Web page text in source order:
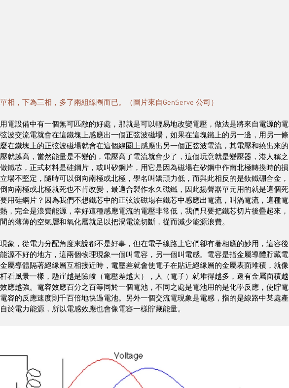
相，下為三相，多了兩組線圈而已。（圖片來自GenServe 公司）
電設備中有一個無可匹敵的好處，那就是可以輕易地改變電壓，做法是將來自電源的電
波交流電就會在這鐵塊上感應出一個正弦波磁場，如果在這塊鐵上的另一邊，用另一條
在鐵塊上的正弦波磁場就會在這個線圈上感應出另一個正弦波電流，其電壓和繞出來的
就越高，當然能量是不變的，電壓高了電流就會少了，這個玩意就是變壓器，港人稱之
鐵芯，正式材料是硅鋼片，或叫矽鋼片，用它是因為磁場在矽鋼中作南北極轉換時的損
場不堅定，隨時可以倒向南極或北極，學名叫矯頑力低，而與此相反的是釹鐵硼合金，
向南極或北極就死也不肯改變，最適合製作永久磁鐵，因此揚聲器單元用的就是這個死
用硅鋼片？因為我們不想鐵芯中的正弦波磁場在鐵芯中感應出電流，叫渦電流，這種電
，完全是浪費能源，幸好這種感應電流的電壓非常低，我們只要把鐵芯切片後疊起來，
的薄薄的空氣層和氧化層就足以把渦電流切斷，從而減少能源浪費。
象，從電力分配角度來說都不是好事，但在電子線路上它們卻有著相應的妙用，這容後
源不好的地方，這兩個物理現象一個叫電容，另一個叫電感。電容是指金屬導體貯藏電
屬導體隔著絕緣層互相接近時，電壓差就會使電子在貼近絕緣層的金屬表面堆積，就像
看風景一樣，懸崖越是險峻（電壓差越大），人（電子）就堆得越多，還有金屬面積越
應越強。電容效應百分之百等同於一個電池，不同之處是電池用的是化學反應，使貯電
容的反應速度則千百倍地快過電池。另外一個交流電現象是電感，指的是線路中某處產
於電力能源，所以電感效應也會像電容一樣貯藏能量。